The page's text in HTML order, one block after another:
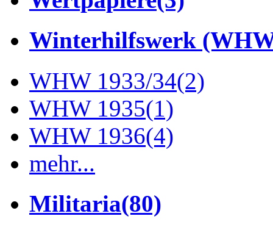
Winterhilfswerk
WHW 1933/34(2)
WHW 1935(1)
WHW 1936(4)
mehr...
Militaria(80)